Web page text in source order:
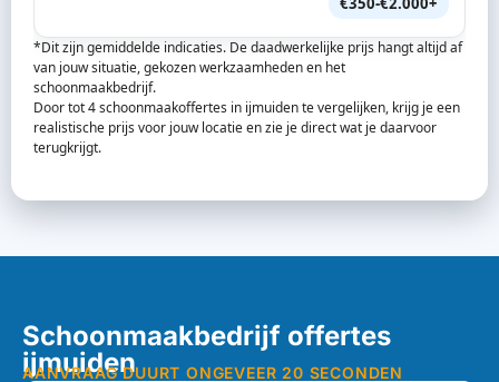
*Dit zijn gemiddelde indicaties. De daadwerkelijke prijs hangt altijd af
van jouw situatie, gekozen werkzaamheden en het
schoonmaakbedrijf.
Door tot 4 schoonmaakoffertes in ijmuiden te vergelijken, krijg je een
realistische prijs voor jouw locatie en zie je direct wat je daarvoor
terugkrijgt.
Schoonmaakbedrijf offertes
ijmuiden
AANVRAAG DUURT ONGEVEER 20 SECONDEN